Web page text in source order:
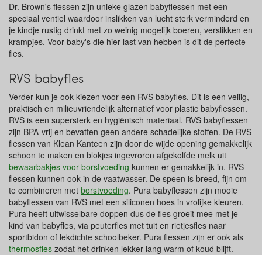
Dr. Brown's flessen zijn unieke glazen babyflessen met een
speciaal ventiel waardoor inslikken van lucht sterk verminderd en
je kindje rustig drinkt met zo weinig mogelijk boeren, verslikken en
krampjes. Voor baby's die hier last van hebben is dit de perfecte
fles.
RVS babyfles
Verder kun je ook kiezen voor een RVS babyfles. Dit is een veilig,
praktisch en milieuvriendelijk alternatief voor plastic babyflessen.
RVS is een supersterk en hygiënisch materiaal. RVS babyflessen
zijn BPA-vrij en bevatten geen andere schadelijke stoffen. De RVS
flessen van Klean Kanteen zijn door de wijde opening gemakkelijk
schoon te maken en blokjes ingevroren afgekolfde melk uit
bewaarbakjes voor borstvoeding kunnen er gemakkelijk in. RVS
flessen kunnen ook in de vaatwasser. De speen is breed, fijn om
te combineren met borstvoeding. Pura babyflessen zijn mooie
babyflessen van RVS met een siliconen hoes in vrolijke kleuren.
Pura heeft uitwisselbare doppen dus de fles groeit mee met je
kind van babyfles, via peuterfles met tuit en rietjesfles naar
sportbidon of lekdichte schoolbeker. Pura flessen zijn er ook als
thermosfles zodat het drinken lekker lang warm of koud blijft.